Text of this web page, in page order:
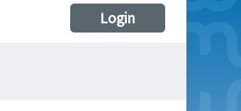
Login